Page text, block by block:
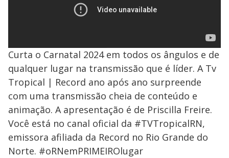
Curta o Carnatal 2024 em todos os ângulos e de
qualquer lugar na transmissão que é líder. A Tv
Tropical | Record ano após ano surpreende
com uma transmissão cheia de conteúdo e
animação. A apresentação é de Priscilla Freire.
Você está no canal oficial da #TVTropicalRN,
emissora afiliada da Record no Rio Grande do
Norte. #oRNemPRIMEIROlugar